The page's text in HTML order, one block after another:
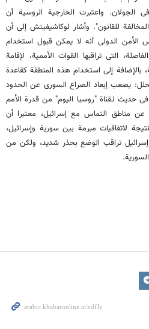
الجولان. واعتبرت الخارجیة الروسیة أن
للقانون". وأشار لوکاشیفیتش إلى أن
الدولی أنه لا یمکن قبول استخدام
التی تراقبها القوات الأممیة، لإقامة
بالإضافة إلى استخدام هذه المنطقة کقاعدة
یصعب إبعاد الصراع السوری عن الحدود
حدیث لـقناة "روسیا الیوم" من قدرة الأمم
عن مناطق التماس مع إسرائیل، معتبرا أن
لاتفاقیات مبرمة بین سوریة وإسرائیل،
تراقب الوضع بحذر شدید، ولکن من